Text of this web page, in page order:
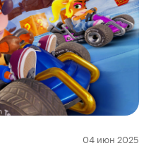
04 июн 2025